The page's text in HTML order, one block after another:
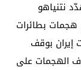
نتنياهو
هجمات بطائرات
بوقف
الهجمات على